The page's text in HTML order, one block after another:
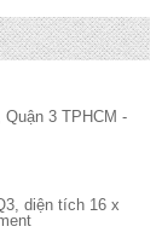
3 TPHCM -
diện tích 16 x